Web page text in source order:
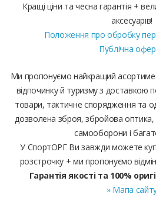
Кращі ціни та чесна гарантія +
аксесуарів!
Положення про обробку
Публічна
Ми пропонуємо найкращий
відпочинку й туризму з доставкою
товари, тактичне спорядження та
дозволена зброя, збройова
самооборони і
У СпортОРГ Ви завжди можете
розстрочку + ми пропонуємо
Гарантія якості та 100%
» Мапа